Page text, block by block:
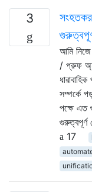
3
আমি
/ প্রুফ
সম্পর্কে
পক্ষে এত
গুরুত্বপূর্ণ
17